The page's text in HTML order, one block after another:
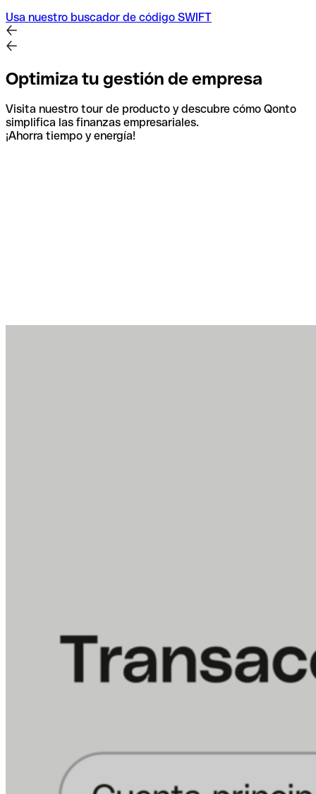
Usa nuestro buscador de código SWIFT
Optimiza tu gestión de empresa
Visita nuestro tour de producto y descubre cómo Qonto
simplifica las finanzas empresariales.
¡Ahorra tiempo y energía!